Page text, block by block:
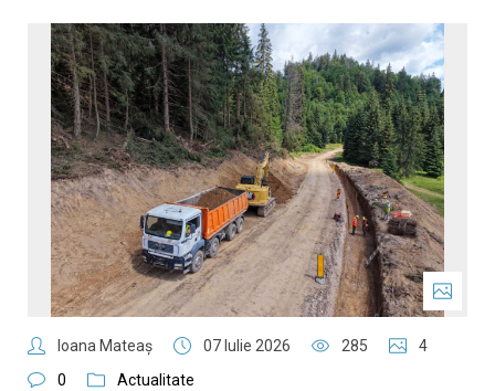
Ioana Mateaş 07 Iulie 2026 285
4
0
Actualitate